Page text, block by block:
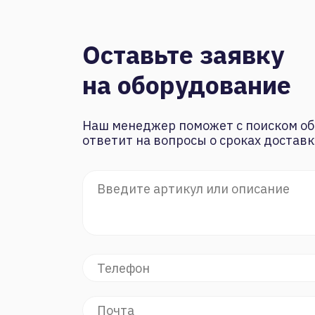
Оставьте заявку
на оборудование
Наш менеджер поможет с поиском
ответит на вопросы о сроках